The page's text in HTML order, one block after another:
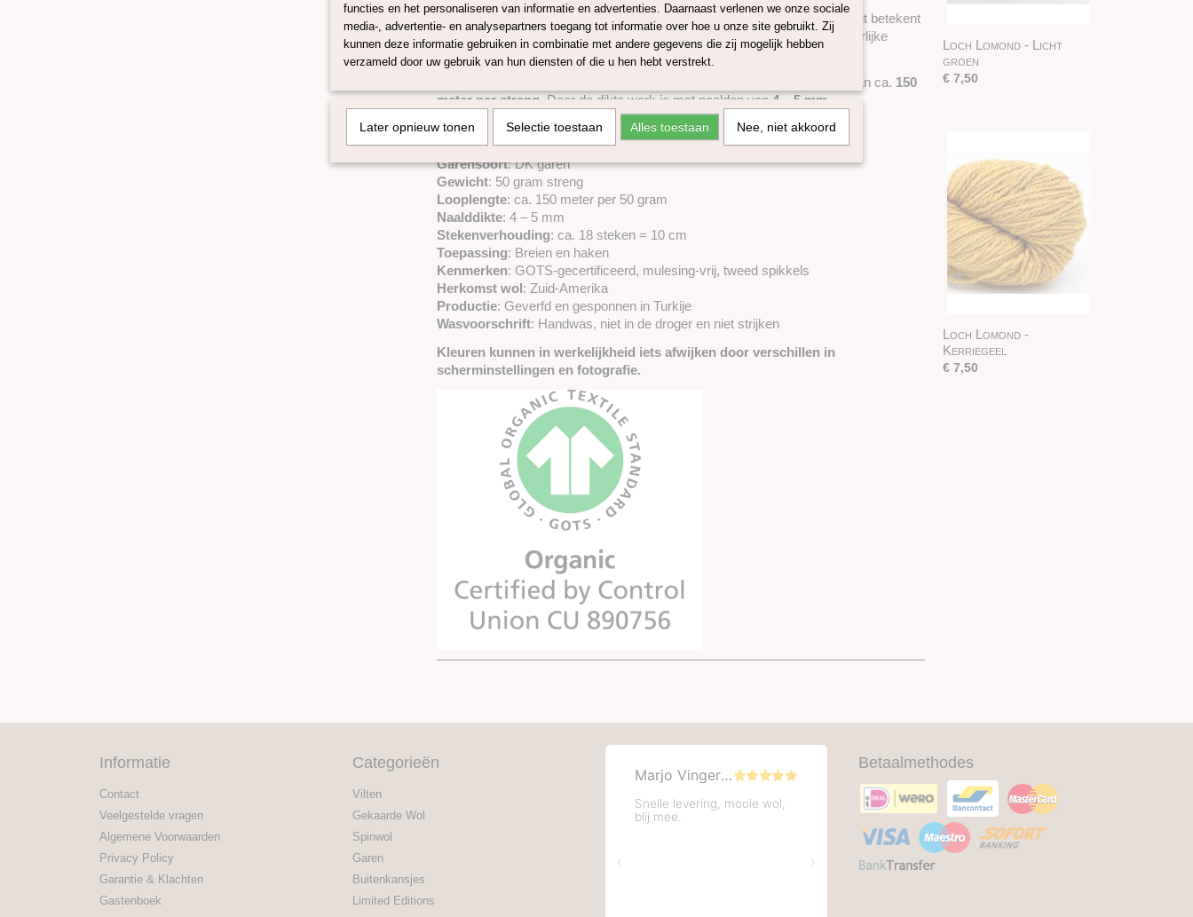
Dit garen is
GOTS-gecertificeerd (Global Organic Textile Standard)
. Dit betekent
dat het volledige productieproces voldoet aan strenge milieunormen en eerlijke
arbeidsomstandigheden.
met een looplengte van ca. 150
meter per streng . Door de dikte werk je met naalden van 4 – 5 mm
Specificaties
Samenstelling: 100% scheerwol
Garensoort: DK garen
Gewicht: 50 gram streng
Looplengte: ca. 150 meter per 50 gram
Naalddikte: 4 – 5 mm
Stekenverhouding: ca. 18 steken = 10 cm
Toepassing: Breien en haken
Kenmerken: GOTS-gecertificeerd, mulesing-vrij, tweed spikkels
Herkomst wol: Zuid-Amerika
Productie: Geverfd en gesponnen in Turkije
Wasvoorschrift: Handwas, niet in de droger en niet strijken
Kleuren kunnen in werkelijkheid iets afwijken door verschillen in
scherminstellingen en fotografie.
Loch Lomond - Licht
groen
€ 7,50
Loch Lomond -
Kerriegeel
€ 7,50
Informatie
Contact
Veelgestelde vragen
Algemene Voorwaarden
Privacy Policy
Garantie & Klachten
Gastenboek
Categorieën
Vilten
Gekaarde Wol
Spinwol
Garen
Buitenkansjes
Limited Editions
Betaalmethodes
functies en het personaliseren van informatie en advertenties. Daarnaast verlenen we onze sociale
media-, advertentie- en analysepartners toegang tot informatie over hoe u onze site gebruikt. Zij
kunnen deze informatie gebruiken in combinatie met andere gegevens die zij mogelijk hebben
verzameld door uw gebruik van hun diensten of die u hen hebt verstrekt.
Later opnieuw tonen Selectie toestaan Alles toestaan Nee, niet akkoord